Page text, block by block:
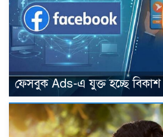
ফেসবুক Ads-এ যুক্ত হচ্ছে বিকাশ